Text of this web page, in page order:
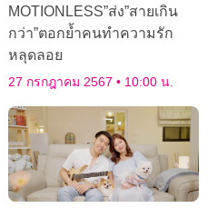
MOTIONLESS”ส่ง”สายเกิน
กว่า”ตอกย้ำคนทำความรัก
หลุดลอย
27 กรกฎาคม 2567 10:00 น.